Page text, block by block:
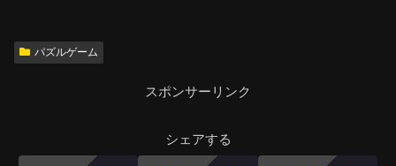
パズルゲーム
スポンサーリンク
シェアする